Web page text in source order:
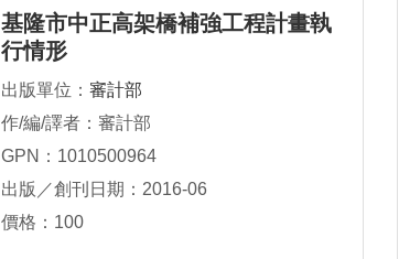
基隆市中正高架橋補強工程計畫執
行情形
出版單位： 審計部
作/編/譯者：審計部
GPN：1010500964
出版／創刊日期：2016-06
價格：100